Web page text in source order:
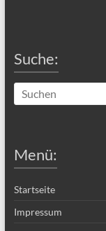
Suche:
Menü:
Startseite
Impressum